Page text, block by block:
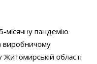
пандемію
виробничому
Житомирській області